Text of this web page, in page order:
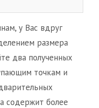
у Вас вдруг
размера
два полученных
точкам и
содержит более